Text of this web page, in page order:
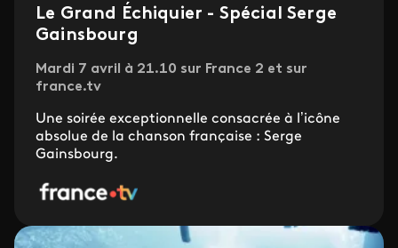
Le Grand Échiquier - Spécial Serge
Gainsbourg
Mardi 7 avril à 21.10 sur France 2 et sur
france.tv
Une soirée exceptionnelle consacrée à l’icône
absolue de la chanson française : Serge
Gainsbourg.